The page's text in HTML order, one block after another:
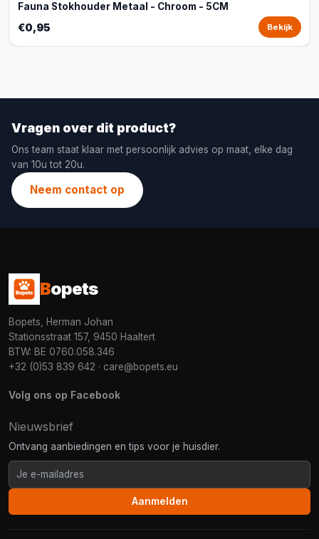
Fauna Stokhouder Metaal - Chroom - 5CM
€0,95 Bekijk
Vragen over dit product?
Ons team staat klaar met persoonlijk advies op maat, elke dag
van 10u tot 20u.
Neem contact op
Bopets
Bopets, Herman Johan
Stationsstraat 157, 9450 Haaltert
BTW: BE 0760.058.346
+32 (0)53 839 642 · care@bopets.eu
Volg ons op Facebook
Nieuwsbrief
Ontvang aanbiedingen en tips voor je huisdier.
Aanmelden